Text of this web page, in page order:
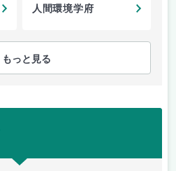
人間環境学府
もっと見る